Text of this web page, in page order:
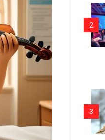
2
3